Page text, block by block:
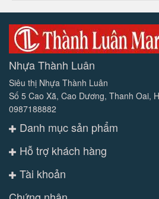
Nhựa Thành Luân
Siêu thị Nhựa Thành Luân
Số 5 Cao Xã, Cao Dương, Thanh Oai,
0987188882
Danh mục sản phẩm
Hỗ trợ khách hàng
Tài khoản